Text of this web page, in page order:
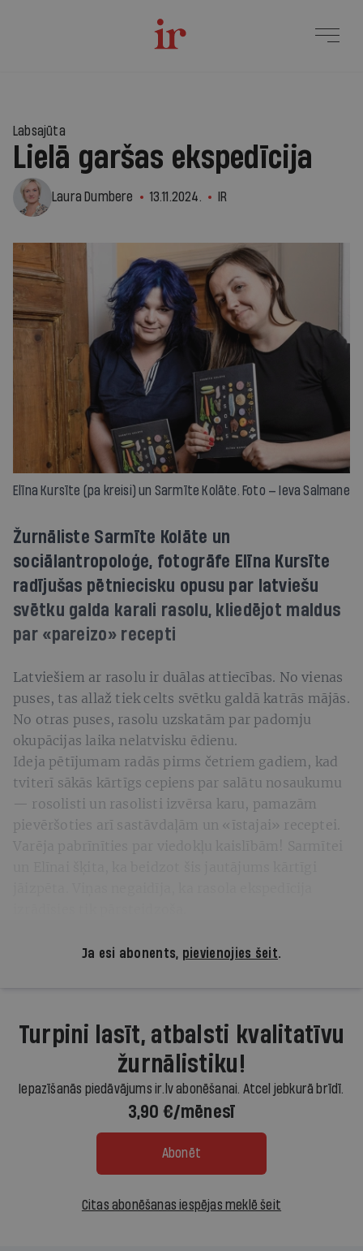
Labsajūta
Lielā garšas ekspedīcija
Laura Dumbere 13.11.2024. IR
Elīna Kursīte (pa kreisi) un Sarmīte Kolāte. Foto — Ieva Salmane
Žurnāliste Sarmīte Kolāte un
sociālantropoloģe, fotogrāfe Elīna Kursīte
radījušas pētniecisku opusu par latviešu
svētku galda karali rasolu, kliedējot maldus
par «pareizo» recepti
Latviešiem ar rasolu ir duālas attiecības. No vienas
puses, tas allaž tiek celts svētku galdā katrās mājās.
No otras puses, rasolu uzskatām par padomju
okupācijas laika nelatvisku ēdienu.
Ideja pētījumam radās pirms četriem gadiem, kad
tviterī sākās kārtīgs cepiens par salātu nosaukumu
— rosolisti un rasolisti izvērsa karu, pamazām
pievēršoties arī sastāvdaļām un «īstajai» receptei.
Varēja pabrīnīties par viedokļu kaislībām! Sarmītei
Ja esi abonents, pievienojies šeit.
Turpini lasīt, atbalsti kvalitatīvu
žurnālistiku!
Iepazīšanās piedāvājums ir.lv abonēšanai. Atcel jebkurā brīdī.
3,90 €/mēnesī
Abonēt
Citas abonēšanas iespējas meklē šeit